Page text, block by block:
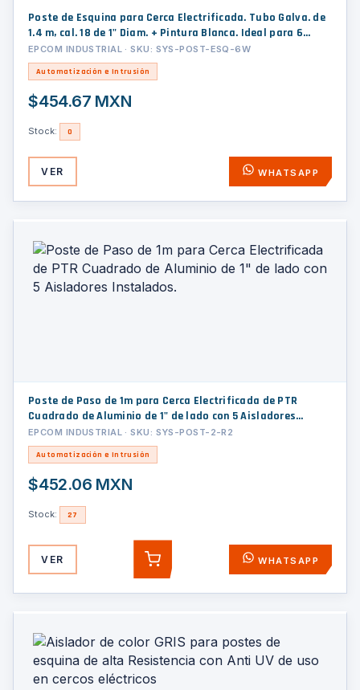
Poste de Esquina para Cerca Electrificada. Tubo Galva. de
1.4 m, cal. 18 de 1" Diam. + Pintura Blanca. Ideal para 6
Aisladores
EPCOM INDUSTRIAL · SKU: SYS-POST-ESQ-6W
Automatización e Intrusión
$454.67 MXN
Stock: 0
VER WHATSAPP
Poste de Paso de 1m para Cerca Electrificada de PTR
Cuadrado de Aluminio de 1" de lado con 5 Aisladores
Instalados.
EPCOM INDUSTRIAL · SKU: SYS-POST-2-R2
Automatización e Intrusión
$452.06 MXN
Stock: 27
VER AGREGAR WHATSAPP